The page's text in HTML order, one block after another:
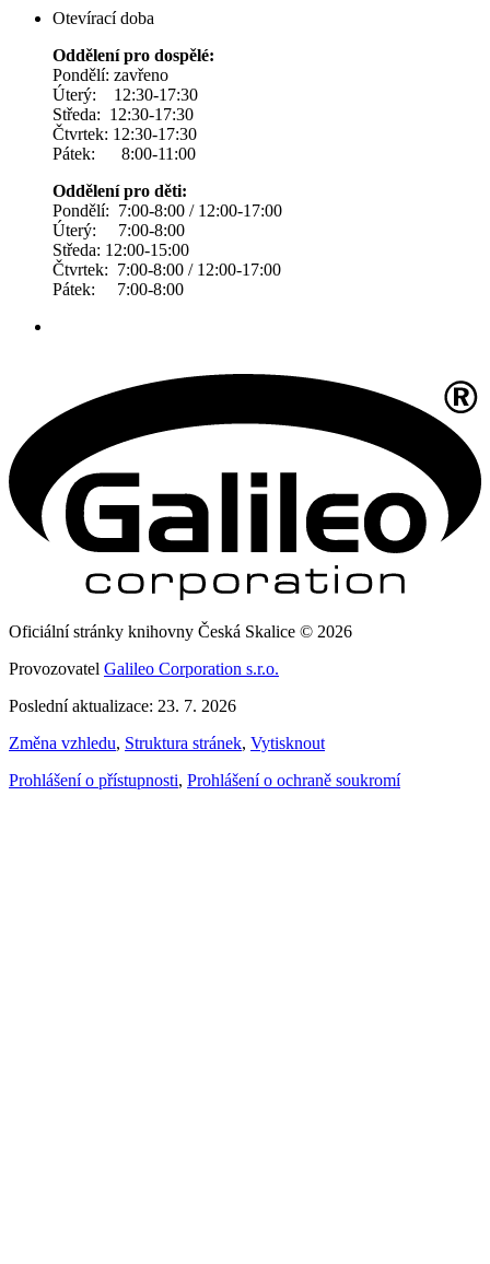
Otevírací doba
Oddělení pro dospělé:
Pondělí: zavřeno
Úterý: 12:30-17:30
Středa: 12:30-17:30
Čtvrtek: 12:30-17:30
Pátek: 8:00-11:00
Oddělení pro děti:
Pondělí: 7:00-8:00 / 12:00-17:00
Úterý: 7:00-8:00
Středa: 12:00-15:00
Čtvrtek: 7:00-8:00 / 12:00-17:00
Pátek: 7:00-8:00
Oficiální stránky knihovny Česká Skalice © 2026
Provozovatel Galileo Corporation s.r.o.
Poslední aktualizace: 23. 7. 2026
Změna vzhledu, Struktura stránek, Vytisknout
Prohlášení o přístupnosti, Prohlášení o ochraně soukromí